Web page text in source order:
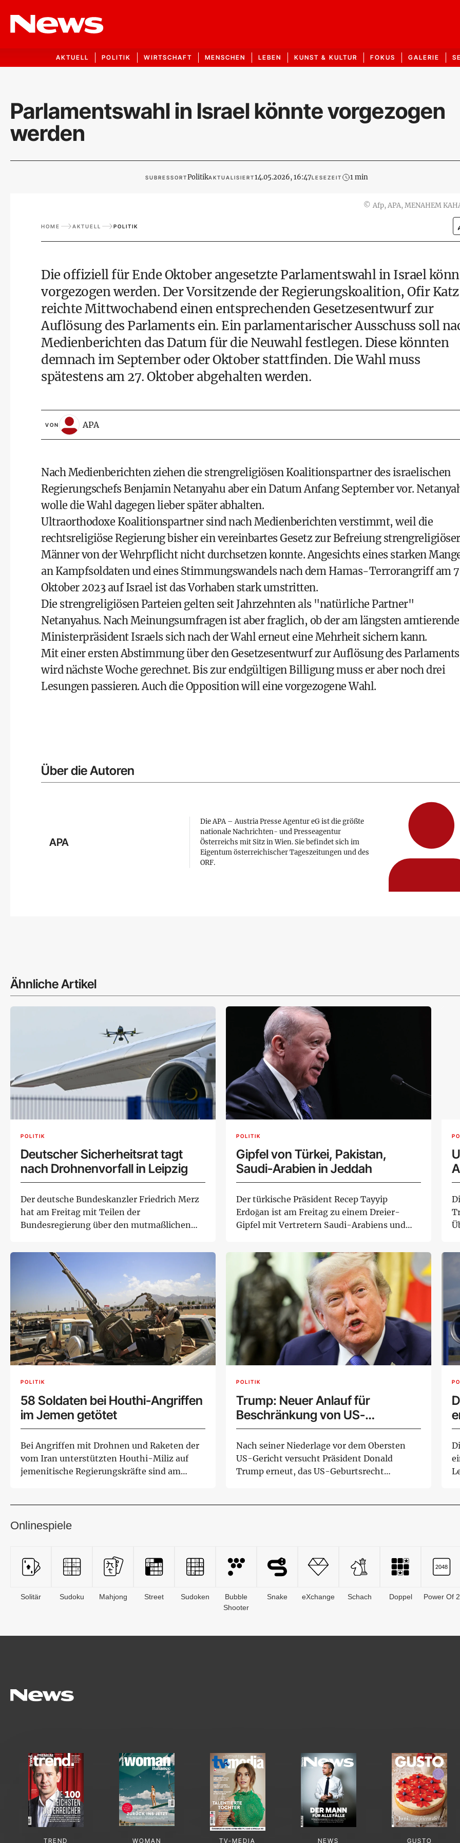
AKTUELL POLITIK WIRTSCHAFT MENSCHEN LEBEN KUNST & KULTUR FOKUS GALERIE
Parlamentswahl in Israel könnte vorgezogen
werden
SUBRESSORTPolitikAKTUALISIERT14.05.2026, 16:47LESEZEIT 1 min
© Afp, APA, MENAHEM
HOME AKTUELL POLITIK
Die offiziell für Ende Oktober angesetzte Parlamentswahl in Israel
vorgezogen werden. Der Vorsitzende der Regierungskoalition, Ofir
reichte Mittwochabend einen entsprechenden Gesetzesentwurf zur
Auflösung des Parlaments ein. Ein parlamentarischer Ausschuss soll
Medienberichten das Datum für die Neuwahl festlegen. Diese könnten
demnach im September oder Oktober stattfinden. Die Wahl muss
spätestens am 27. Oktober abgehalten werden.
VON APA
Nach Medienberichten ziehen die strengreligiösen Koalitionspartner des israelischen
Regierungschefs Benjamin Netanyahu aber ein Datum Anfang September vor.
wolle die Wahl dagegen lieber später abhalten.
Ultraorthodoxe Koalitionspartner sind nach Medienberichten verstimmt, weil die
rechtsreligiöse Regierung bisher ein vereinbartes Gesetz zur Befreiung strengreligiöser
Männer von der Wehrpflicht nicht durchsetzen konnte. Angesichts eines starken
an Kampfsoldaten und eines Stimmungswandels nach dem Hamas-Terrorangriff am
Oktober 2023 auf Israel ist das Vorhaben stark umstritten.
Die strengreligiösen Parteien gelten seit Jahrzehnten als "natürliche Partner"
Netanyahus. Nach Meinungsumfragen ist aber fraglich, ob der am längsten amtierende
Ministerpräsident Israels sich nach der Wahl erneut eine Mehrheit sichern kann.
Mit einer ersten Abstimmung über den Gesetzesentwurf zur Auflösung des Parlaments
wird nächste Woche gerechnet. Bis zur endgültigen Billigung muss er aber noch drei
Lesungen passieren. Auch die Opposition will eine vorgezogene Wahl.
Über die Autoren
APA
Die APA – Austria Presse Agentur eG ist die größte
nationale Nachrichten- und Presseagentur
Österreichs mit Sitz in Wien. Sie befindet sich im
Eigentum österreichischer Tageszeitungen und des
ORF.
Ähnliche Artikel
POLITIK
Deutscher Sicherheitsrat tagt
nach Drohnenvorfall in Leipzig
Der deutsche Bundeskanzler Friedrich Merz
hat am Freitag mit Teilen der
Bundesregierung über den mutmaßlichen
POLITIK
Gipfel von Türkei, Pakistan,
Saudi-Arabien in Jeddah
Der türkische Präsident Recep Tayyip
Erdoğan ist am Freitag zu einem Dreier-
Gipfel mit Vertretern Saudi-Arabiens und
POLITIK
58 Soldaten bei Houthi-Angriffen
im Jemen getötet
Bei Angriffen mit Drohnen und Raketen der
vom Iran unterstützten Houthi-Miliz auf
jemenitische Regierungskräfte sind am
POLITIK
Trump: Neuer Anlauf für
Beschränkung von US-
Geburtsrecht
Nach seiner Niederlage vor dem Obersten
US-Gericht versucht Präsident Donald
Trump erneut, das US-Geburtsrecht
Onlinespiele
Solitär Sudoku Mahjong Street Sudoken
Bubble
Shooter
Snake eXchange Schach Doppel Power Of 2
TREND WOMAN TV-MEDIA NEWS GUSTO